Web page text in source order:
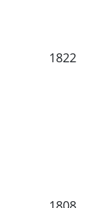
1822